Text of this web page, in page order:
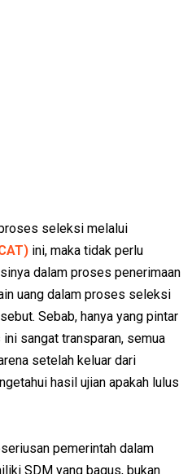
seleksi melalui
ini, maka tidak perlu
dalam proses penerimaan
uang dalam proses seleksi
Sebab, hanya yang pintar
sangat transparan, semua
setelah keluar dari
hasil ujian apakah lulus
pemerintah dalam
SDM yang bagus, bukan